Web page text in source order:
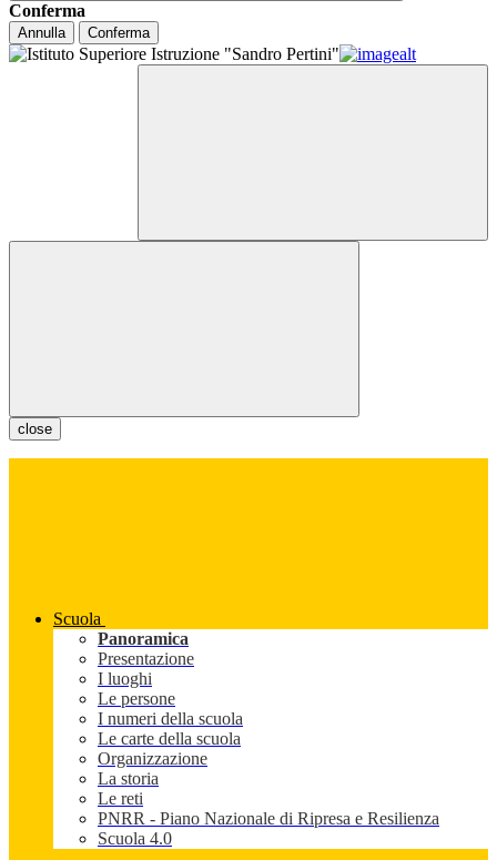
Conferma
Annulla Conferma
close
Scuola
Panoramica
Presentazione
I luoghi
Le persone
I numeri della scuola
Le carte della scuola
Organizzazione
La storia
Le reti
PNRR - Piano Nazionale di Ripresa e Resilienza
Scuola 4.0